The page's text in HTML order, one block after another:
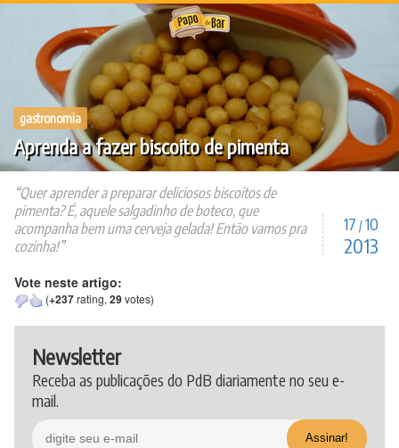
Ir
conteúdo
gastronomia
Aprenda a fazer biscoito de pimenta
17 /10
2013
Quer aprender a preparar deliciosos biscoitos de
pimenta? É, aquele salgadinho de boteco, que
acompanha bem uma cerveja gelada! Então vamos pra
cozinha!
Vote neste artigo:
(+237rating, 29votes)
Newsletter
Receba as publicações do PdB diariamente no seu e-
mail.